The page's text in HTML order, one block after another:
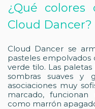
¿Qué
Cloud Dancer?
Cloud Dancer se
pasteles empolvados
verde tilo. Las
sombras suaves y
asociaciones muy
marcado,
como marrón